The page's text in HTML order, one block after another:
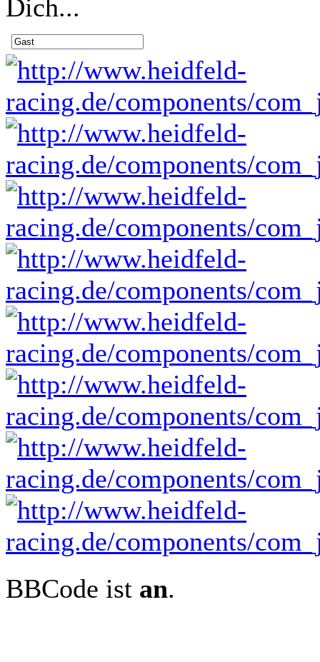
Dich...
BBCode ist an.